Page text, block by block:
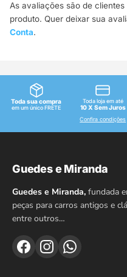
As avaliações são de
produto. Quer deixar sua
Conta.
Toda sua compra
em um único FRETE
Toda loja em até
10 X Sem Juros
Confira condições
Guedes e Miranda
Guedes e Miranda, fundada
peças para carros antigos e
entre outros…